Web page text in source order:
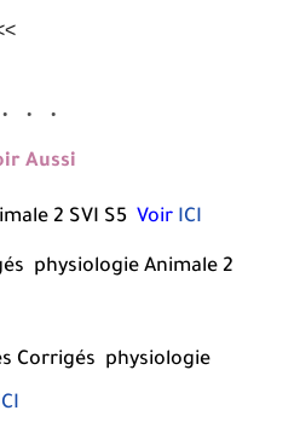
Aussi
2 SVI S5 Voir ICI
physiologie Animale 2
Corrigés physiologie